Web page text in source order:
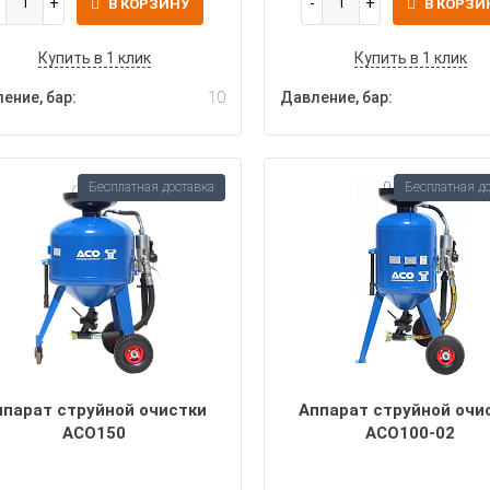
В КОРЗИНУ
Купить в 1 клик
бар: 10
В
Купить в 1 клик
Давление, бар:
струйной очистки
АСО150
Бесплатная доставка
Аппарат струйной
АСО100-02
Бесплатная